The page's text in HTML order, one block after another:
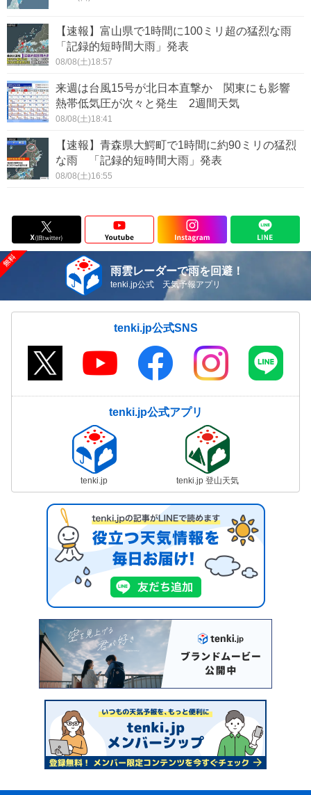
【速報】富山県で1時間に100ミリ超の猛烈な雨
「記録的短時間大雨」発表
08/08(土)18:57
来週は台風15号が北日本直撃か 関東にも影響
熱帯低気圧が次々と発生 2週間天気
08/08(土)18:41
【速報】青森県大鰐町で1時間に約90ミリの猛烈
な雨 「記録的短時間大雨」発表
08/08(土)16:55
雨雲レーダーで雨を回避！
tenki.jp公式 天気予報アプリ
tenki.jp公式SNS
tenki.jp公式アプリ
tenki.jp tenki.jp 登山天気